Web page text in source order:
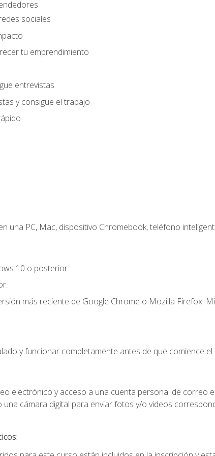
sociales
tu emprendimiento
entrevistas
y consigue el trabajo
una PC, Mac, dispositivo Chromebook, teléfono
10 o posterior.
más reciente de Google Chrome o Mozilla Firefox.
y funcionar completamente antes de que comience el
electrónico y acceso a una cuenta personal de correo
una cámara digital para enviar fotos y/o videos